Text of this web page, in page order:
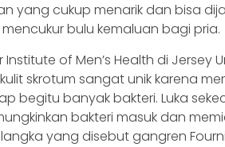
yang cukup menarik dan bisa
bulu kemaluan bagi pria.
Institute of Men’s Health di Jersey
skrotum sangat unik karena
begitu banyak bakteri. Luka
bakteri masuk dan
yang disebut gangren